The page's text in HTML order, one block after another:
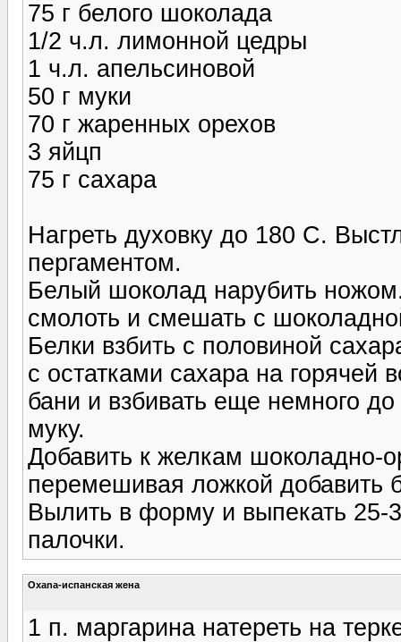
75 г белого шоколада
1/2 ч.л. лимонной цедры
1 ч.л. апельсиновой
50 г муки
70 г жаренных орехов
3 яйцп
75 г сахара
Нагреть духовку до 180 С.
пергаментом.
Белый шоколад нарубить
смолоть и смешать с
Белки взбить с половиной
с остатками сахара на горячей
бани и взбивать еще немного
муку.
Добавить к желкам шоколадно-
перемешивая ложкой добавить
Вылить в форму и выпекать 25-
палочки.
Oxana-испанская жена
1 п. маргарина натереть на